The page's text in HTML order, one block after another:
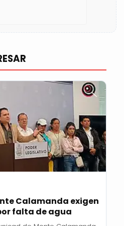
Calamanda exigen
falta de agua